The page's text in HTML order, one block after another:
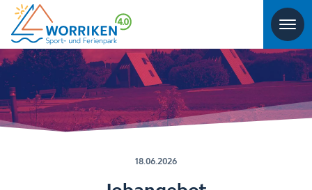
18.06.2026